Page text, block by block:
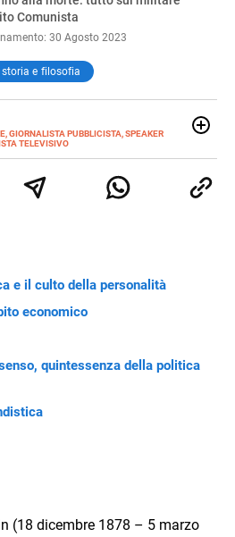
Comunista
30 Agosto 2023
storia e filosofia
GIORNALISTA PUBBLICISTA, SPEAKER
TELEVISIVO
quelle che erano le mie
delle elementari. Dormivo con
e le riviste sportive sotto il letto.
di non aver lavorato un solo giorno in
e il culto della personalità
economico
quintessenza della politica
(18 dicembre 1878 – 5 marzo